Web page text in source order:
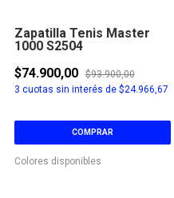
Zapatilla Tenis Master
1000 S2504
$74.900,00
$93.900,00
3 cuotas sin interés de $24.966,67
COMPRAR
Colores disponibles